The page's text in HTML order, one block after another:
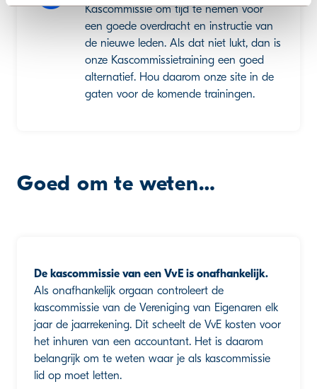
Kascommissie om tijd te nemen voor
een goede overdracht en instructie van
de nieuwe leden. Als dat niet lukt, dan is
onze Kascommissietraining een goed
alternatief. Hou daarom onze site in de
gaten voor de komende trainingen.
Goed om te weten…
De kascommissie van een VvE is onafhankelijk.
Als onafhankelijk orgaan controleert de
kascommissie van de Vereniging van Eigenaren elk
jaar de jaarrekening. Dit scheelt de VvE kosten voor
het inhuren van een accountant. Het is daarom
belangrijk om te weten waar je als kascommissie
lid op moet letten.